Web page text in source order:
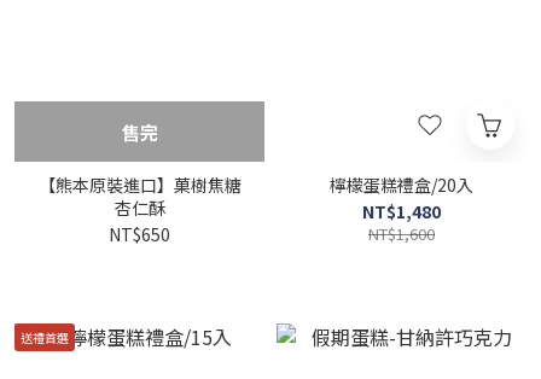
售完
【熊本原裝進口】菓樹焦糖
杏仁酥
NT$650
檸檬蛋糕禮盒/20入
NT$1,480
NT$1,600
送禮首選